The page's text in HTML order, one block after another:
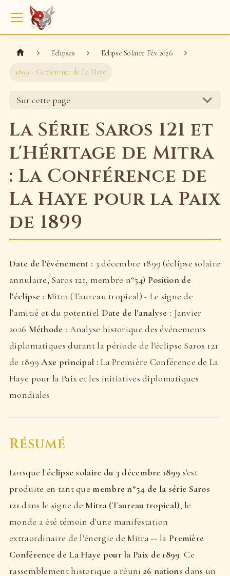
Eclipses Eclipse Solaire Fév 2026
1899 - Conférence de La Haye
Sur cette page
La Série Saros 121 et
l'Héritage de Mitra
: La Conférence de
La Haye pour la Paix
de 1899
Date de l'événement : 3 décembre 1899 (éclipse solaire
annulaire, Saros 121, membre n°54) Position de
l'éclipse : Mitra (Taureau tropical) - Le signe de
l'amitié et du potentiel Date de l'analyse : Janvier
2026 Méthode : Analyse historique des événements
diplomatiques durant la période de l'éclipse Saros 121
de 1899Axe principal : La Première Conférence de La
Haye pour la Paix et les initiatives diplomatiques
mondiales
Résumé
Lorsque l'éclipse solaire du 3 décembre 1899 s'est
produite en tant quemembre n°54 de la série Saros
121 dans le signe deMitra (Taureau tropical), le
monde a été témoin d'une manifestation
extraordinaire de l'énergie de Mitra -- la Première
Conférence de La Haye pour la Paix de 1899. Ce
rassemblement historique a réuni 26 nations dans un